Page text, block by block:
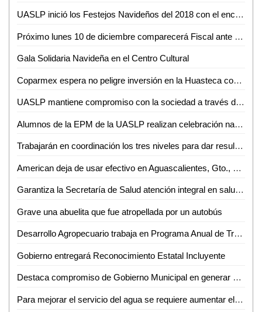
UASLP inició los Festejos Navideños del 2018 con el encendido del Patio del Edificio Central
Próximo lunes 10 de diciembre comparecerá Fiscal ante Diputados
Gala Solidaria Navideña en el Centro Cultural
Coparmex espera no peligre inversión en la Huasteca con llegada de AMLO
UASLP mantiene compromiso con la sociedad a través del trabajo del voluntariado
Alumnos de la EPM de la UASLP realizan celebración navideña 2018
Trabajarán en coordinación los tres niveles para dar resultados: JM Carreras
American deja de usar efectivo en Aguascalientes, Gto., Hermosillo, Qro. y SLP
Garantiza la Secretaría de Salud atención integral en salud sexual y reproductiva para adolescentes
Grave una abuelita que fue atropellada por un autobús
Desarrollo Agropecuario trabaja en Programa Anual de Trabajo
Gobierno entregará Reconocimiento Estatal Incluyente
Destaca compromiso de Gobierno Municipal en generar acciones contra alerta de género: Regidoras
Para mejorar el servicio del agua se requiere aumentar el costo: Jesús Priego